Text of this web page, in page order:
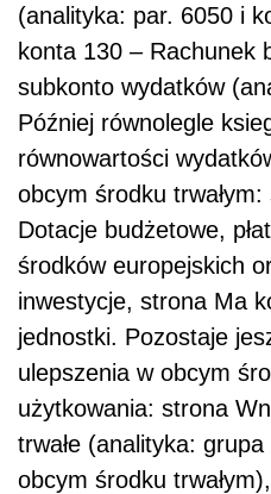
(analityka: par. 6050 i
konta 130 – Rachunek
subkonto wydatków
Później równolegle
równowartości
obcym środku
Dotacje budżetowe,
środków europejskich
inwestycje, strona Ma
jednostki. Pozostaje
ulepszenia w obcym
użytkowania: strona
trwałe (analityka:
obcym środku